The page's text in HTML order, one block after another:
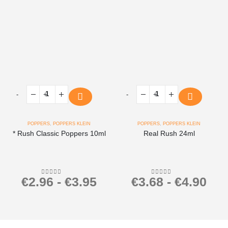
POPPERS POPPERS KLEIN
* Rush Classic Poppers 10ml
0out of 5
€2.96 - €3.95
POPPERS POPPERS KLEIN
Real Rush 24ml
0out of 5
€3.68 - €4.90
- + - +